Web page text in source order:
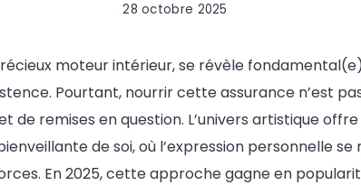
28 octobre 2025
moteur intérieur, se révèle
Pourtant, nourrir cette assurance n’est
de remises en question. L’univers artistique
de soi, où l’expression personnelle se
En 2025, cette approche gagne en